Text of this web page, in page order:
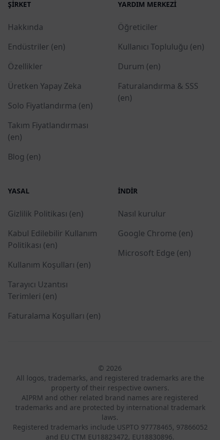
ŞIRKET
Hakkında
Endüstriler (en)
Özellikler
Üretken Yapay Zeka
Solo Fiyatlandırma (en)
Takım Fiyatlandırması
(en)
Blog (en)
YARDIM MERKEZI
Öğreticiler
Kullanıcı Topluluğu (en)
Durum (en)
Faturalandırma & SSS
(en)
YASAL
Gizlilik Politikası (en)
Kabul Edilebilir Kullanım
Politikası (en)
Kullanım Koşulları (en)
Tarayıcı Uzantısı
Terimleri (en)
Faturalama Koşulları (en)
İNDIR
Nasıl kurulur
Google Chrome (en)
Microsoft Edge (en)
© 2026
All logos, trademarks, and registered trademarks are the
property of their respective owners.
AIPRM and other related brand names are registered
trademarks and are protected by international trademark
laws.
Registered trademarks include USPTO 97778465, 97866052
and EU CTM EU18823472, EU18830896.